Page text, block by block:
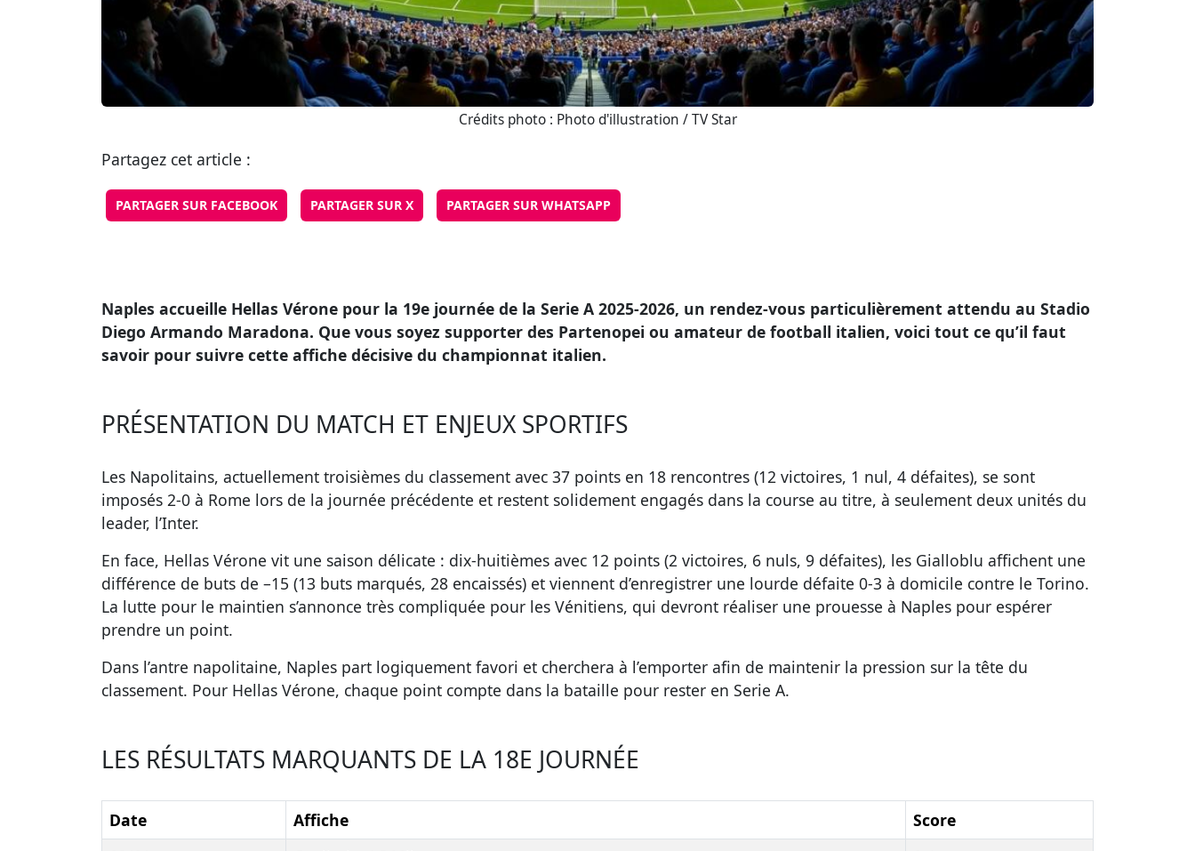
Crédits photo : Photo d'illustration / TV Star
Partagez cet article :
PARTAGER SUR FACEBOOK PARTAGER SUR X PARTAGER SUR WHATSAPP
Naples accueille Hellas Vérone pour la 19e journée de la Serie A 2025-2026, un rendez-vous particulièrement attendu au Stadio
Diego Armando Maradona. Que vous soyez supporter des Partenopei ou amateur de football italien, voici tout ce qu’il faut
savoir pour suivre cette affiche décisive du championnat italien.
PRÉSENTATION DU MATCH ET ENJEUX SPORTIFS
Les Napolitains, actuellement troisièmes du classement avec 37 points en 18 rencontres (12 victoires, 1 nul, 4 défaites), se sont
imposés 2-0 à Rome lors de la journée précédente et restent solidement engagés dans la course au titre, à seulement deux unités du
leader, l’Inter.
En face, Hellas Vérone vit une saison délicate : dix-huitièmes avec 12 points (2 victoires, 6 nuls, 9 défaites), les Gialloblu affichent une
différence de buts de –15 (13 buts marqués, 28 encaissés) et viennent d’enregistrer une lourde défaite 0-3 à domicile contre le Torino.
La lutte pour le maintien s’annonce très compliquée pour les Vénitiens, qui devront réaliser une prouesse à Naples pour espérer
prendre un point.
Dans l’antre napolitaine, Naples part logiquement favori et cherchera à l’emporter afin de maintenir la pression sur la tête du
classement. Pour Hellas Vérone, chaque point compte dans la bataille pour rester en Serie A.
LES RÉSULTATS MARQUANTS DE LA 18E JOURNÉE
Date Affiche
Score